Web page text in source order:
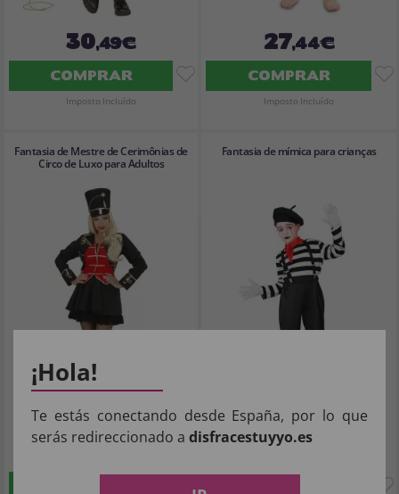
30,49€
COMPRAR
Imposto Incluído
27,44€
COMPRAR
Imposto Incluído
Fantasia de Mestre de Cerimônias de
Circo de Luxo para Adultos
40
Fantasia de mímica para crianças
20
¡Hola!
Te estás conectando desde España, por lo que
serás redireccionado a disfracestuyyo.es